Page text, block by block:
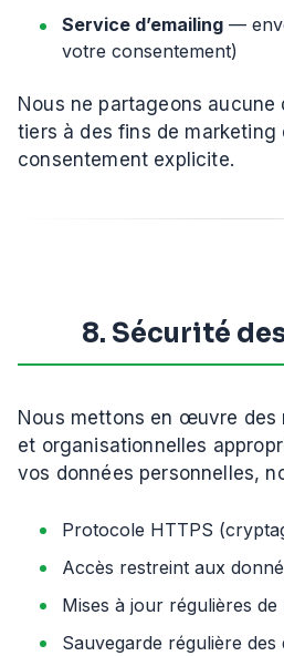
Service d’emailing —
votre consentement)
Nous ne partageons aucune
tiers à des fins de marketing
consentement explicite.
8. Sécurité
Nous mettons en œuvre des
et organisationnelles
vos données personnelles,
Protocole HTTPS
Accès restreint aux
Mises à jour régulières
Sauvegarde régulière des